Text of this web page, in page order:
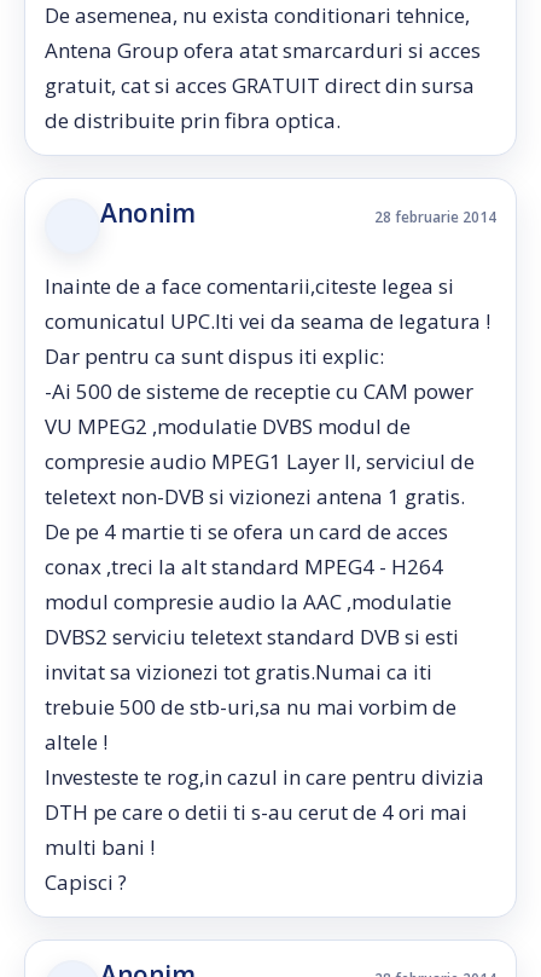
De asemenea, nu exista conditionari tehnice,
Antena Group ofera atat smarcarduri si acces
gratuit, cat si acces GRATUIT direct din sursa
de distribuite prin fibra optica.
Anonim 28 februarie 2014
Inainte de a face comentarii,citeste legea si
comunicatul UPC.Iti vei da seama de legatura !
Dar pentru ca sunt dispus iti explic:
-Ai 500 de sisteme de receptie cu CAM power
VU MPEG2 ,modulatie DVBS modul de
compresie audio MPEG1 Layer II, serviciul de
teletext non-DVB si vizionezi antena 1 gratis.
De pe 4 martie ti se ofera un card de acces
conax ,treci la alt standard MPEG4 - H264
modul compresie audio la AAC ,modulatie
DVBS2 serviciu teletext standard DVB si esti
invitat sa vizionezi tot gratis.Numai ca iti
trebuie 500 de stb-uri,sa nu mai vorbim de
altele !
Investeste te rog,in cazul in care pentru divizia
DTH pe care o detii ti s-au cerut de 4 ori mai
multi bani !
Capisci ?